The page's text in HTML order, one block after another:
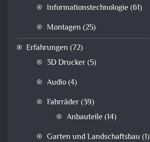
Informationstechnologie (61)
Montagen (25)
Erfahrungen (72)
3D Drucker(5)
Audio(4)
Fahrräder(39)
Anbauteile (14)
Garten und Landschaftsbau (1)